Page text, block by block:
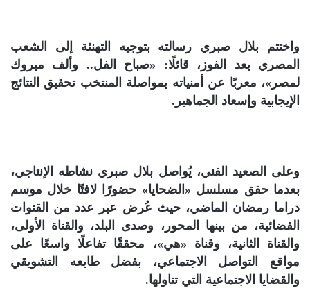
واختتم بلال صبري رسالته بتوجيه التهنئة إلى الشعب
المصري بعد الفوز، قائلًا: «صباح الفل.. وألف مبروك
لمصر»، معربًا عن أمنياته بمواصلة المنتخب تحقيق النتائج
الإيجابية وإسعاد الجماهير.
وعلى الصعيد الفني، يُواصل بلال صبري نشاطه الإنتاجي،
بعدما حقق مسلسل «الضحايا» حضورًا لافتًا خلال موسم
دراما رمضان الماضي، حيث عُرض عبر عدد من القنوات
الفضائية، من بينها المحور، وصدى البلد، والقناة الأولى،
والقناة الثانية، وقناة «هي»، محققًا تفاعلًا واسعًا على
مواقع التواصل الاجتماعي، بفضل طابعه التشويقي
والقضايا الاجتماعية التي تناولها.